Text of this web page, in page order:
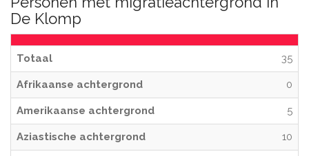
De Klomp
Totaal 35
Afrikaanse achtergrond 0
Amerikaanse achtergrond 5
Aziastische achtergrond 10